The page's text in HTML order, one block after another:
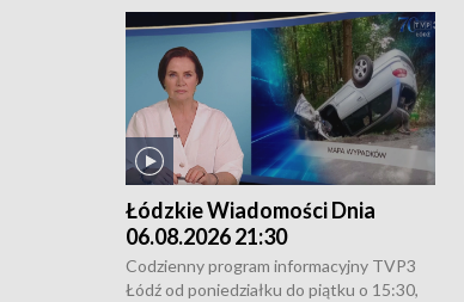
Łódzkie Wiadomości Dnia
06.08.2026 21:30
Codzienny program informacyjny TVP3
Łódź od poniedziałku do piątku o 15:30,